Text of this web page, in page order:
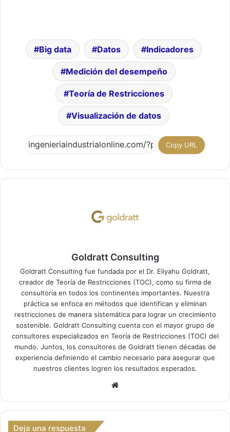
Big data Datos Indicadores
Medición del desempeño
Teoría de Restricciones
Visualización de datos
Copy URL
Goldratt Consulting
Goldratt Consulting fue fundada por el Dr. Eliyahu Goldratt,
creador de Teoría de Restricciones (TOC), como su firma de
consultoría en todos los continentes importantes. Nuestra
práctica se enfoca en métodos que identifican y eliminan
restricciones de manera sistemática para lograr un crecimiento
sostenible. Goldratt Consulting cuenta con el mayor grupo de
consultores especializados en Teoría de Restricciones (TOC) del
mundo. Juntos, los consultores de Goldratt tienen décadas de
experiencia definiendo el cambio necesario para asegurar que
nuestros clientes logren los resultados esperados.
we
Deja una respuesta